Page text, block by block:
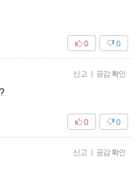
0
0
신고 | 공감 확인
0
0
신고 | 공감 확인